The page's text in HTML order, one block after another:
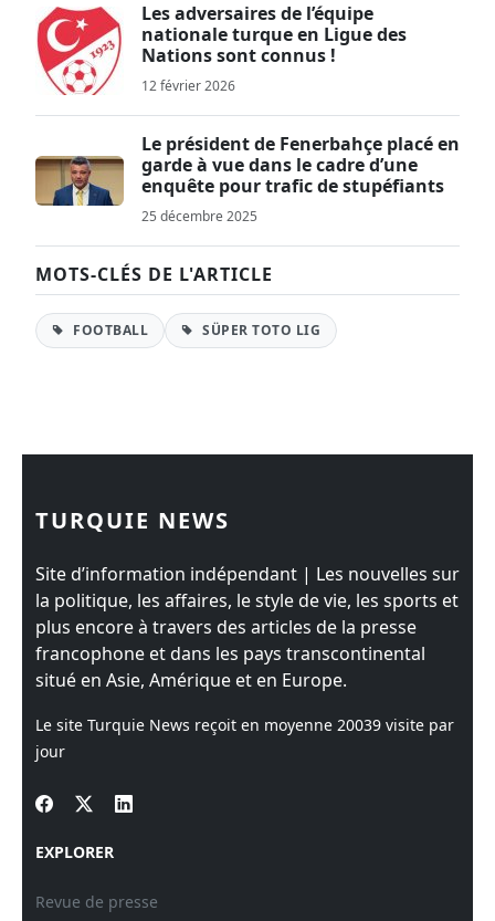
Les adversaires de l’équipe
nationale turque en Ligue des
Nations sont connus !
12 février 2026
Le président de Fenerbahçe placé en
garde à vue dans le cadre d’une
enquête pour trafic de stupéfiants
25 décembre 2025
MOTS-CLÉS DE L'ARTICLE
FOOTBALL SÜPER TOTO LIG
TURQUIE NEWS
Site d’information indépendant | Les nouvelles sur
la politique, les affaires, le style de vie, les sports et
plus encore à travers des articles de la presse
francophone et dans les pays transcontinental
situé en Asie, Amérique et en Europe.
Le site Turquie News reçoit en moyenne 20039 visite par
jour
EXPLORER
Revue de presse